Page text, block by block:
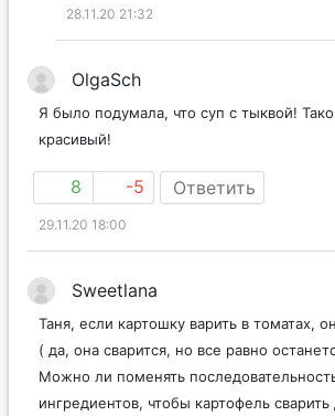
28.11.20 21:32
OlgaSch
Я было подумала, что суп с тыквой!
красивый!
8 -5 Ответить
29.11.20 18:00
Sweetlana
Таня, если картошку варить в томатах,
( да, она сварится, но все равно
Можно ли поменять
ингредиентов, чтобы картофель